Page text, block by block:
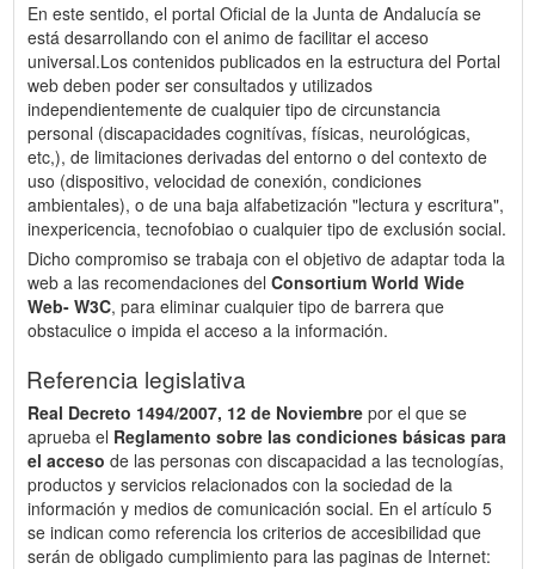
En este sentido, el portal Oficial de la Junta de Andalucía se
está desarrollando con el animo de facilitar el acceso
universal.Los contenidos publicados en la estructura del Portal
web deben poder ser consultados y utilizados
independientemente de cualquier tipo de circunstancia
personal (discapacidades cognitívas, físicas, neurológicas,
etc,), de limitaciones derivadas del entorno o del contexto de
uso (dispositivo, velocidad de conexión, condiciones
ambientales), o de una baja alfabetización "lectura y escritura",
inexpericencia, tecnofobiao o cualquier tipo de exclusión social.
Dicho compromiso se trabaja con el objetivo de adaptar toda la
web a las recomendaciones del Consortium World Wide
Web- W3C, para eliminar cualquier tipo de barrera que
obstaculice o impida el acceso a la información.
Referencia legislativa
Real Decreto 1494/2007, 12 de Noviembre por el que se
aprueba el Reglamento sobre las condiciones básicas para
el acceso de las personas con discapacidad a las tecnologías,
productos y servicios relacionados con la sociedad de la
información y medios de comunicación social. En el artículo 5
se indican como referencia los criterios de accesibilidad que
serán de obligado cumplimiento para las paginas de Internet: